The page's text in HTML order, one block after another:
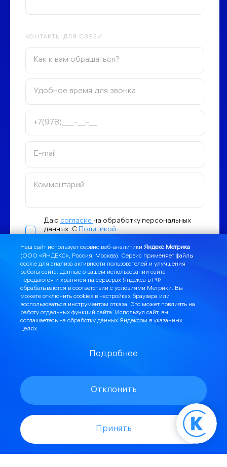
КОНТАКТЫ ДЛЯ СВЯЗИ
Даю согласиена обработку персональных
данных. С Политикой
Отправить заявку →
Организовать видеонаблюдение
Подключить объект к интернету
Наш сайт использует сервис веб-аналитики Яндекс Метрика
(ООО «ЯНДЕКС», Россия, Москва). Сервис применяет файлы
cookie для анализа активности пользователей и улучшения
работы сайта. Данные о вашем использовании сайта
передаются и хранятся на серверах Яндекса в РФ
обрабатываются в соответствии с условиями Метрики. Вы
можете отключить cookies в настройках браузера или
воспользоваться инструментом отказа. Это может повлиять на
работу отдельных функций сайта. Используя сайт, вы
соглашаетесь на обработку данных Яндексом в указанных
целях.
Подробнее
Отклонить
Принять